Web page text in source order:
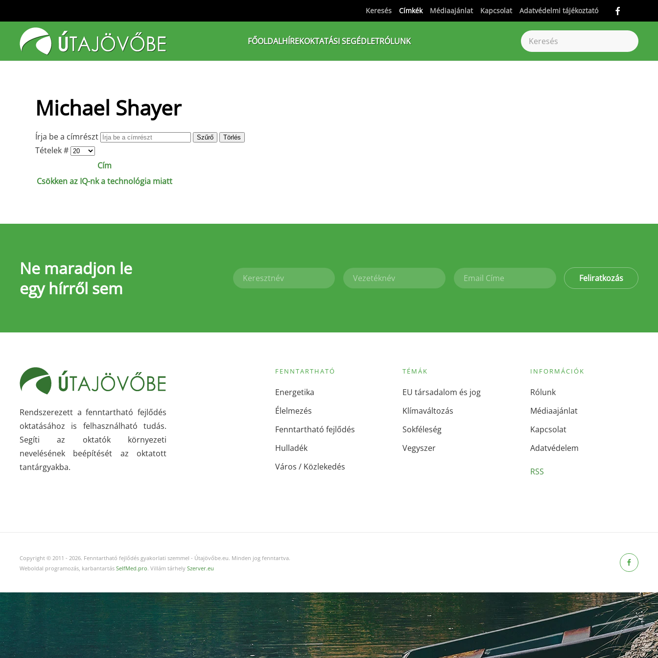
Fő tartalom átugrása
Keresés Címkék Médiaajánlat Kapcsolat Adatvédelmi tájékoztató
FŐOLDALHÍREKOKTATÁSI SEGÉDLETRÓLUNK
Michael Shayer
Írja be a címrészt Szűrő Törlés
Tételek #
Cím
Csökken az IQ-nk a technológia miatt
Ne maradjon le
egy hírről sem
Feliratkozás
Rendszerezett a fenntartható fejlődés
oktatásához is felhasználható tudás.
Segíti az oktatók környezeti
nevelésének beépítését az oktatott
tantárgyakba.
FENNTARTHATÓ
Energetika
Élelmezés
Fenntartható fejlődés
Hulladék
Város / Közlekedés
TÉMÁK
EU társadalom és jog
Klímaváltozás
Sokféleség
Vegyszer
INFORMÁCIÓK
Rólunk
Médiaajánlat
Kapcsolat
Adatvédelem
RSS
Copyright © 2011 - 2026. Fenntartható fejlődés gyakorlati szemmel - Útajövőbe.eu. Minden jog fenntartva.
Weboldal programozás, karbantartás SelfMed.pro. Villám tárhely Szerver.eu